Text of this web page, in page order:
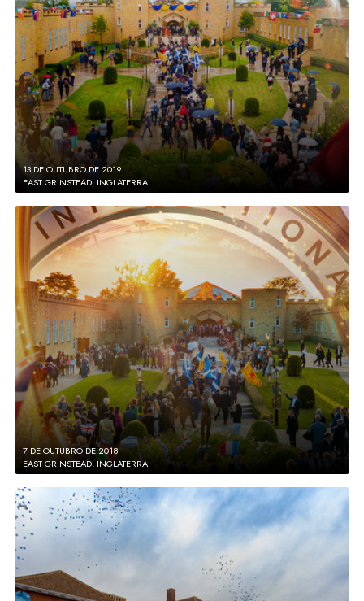
13 DE OUTUBRO DE 2019
EAST GRINSTEAD, INGLATERRA
7 DE OUTUBRO DE 2018
EAST GRINSTEAD, INGLATERRA